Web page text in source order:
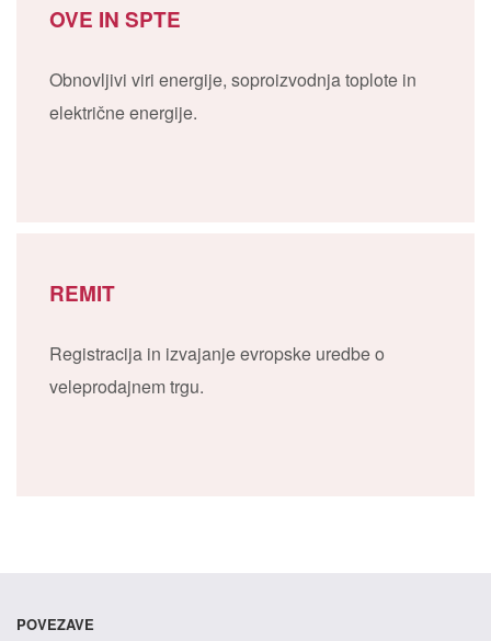
OVE IN SPTE
Obnovljivi viri energije, soproizvodnja toplote in
električne energije.
REMIT
Registracija in izvajanje evropske uredbe o
veleprodajnem trgu.
POVEZAVE